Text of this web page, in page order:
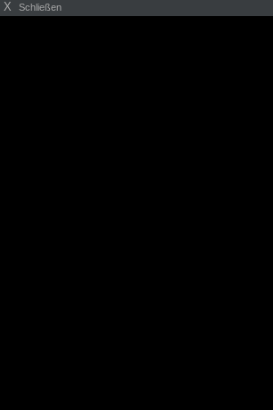
X Schließen